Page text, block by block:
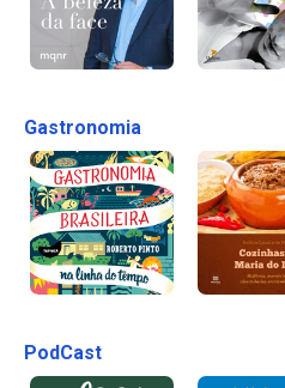
Gastronomia
PodCast